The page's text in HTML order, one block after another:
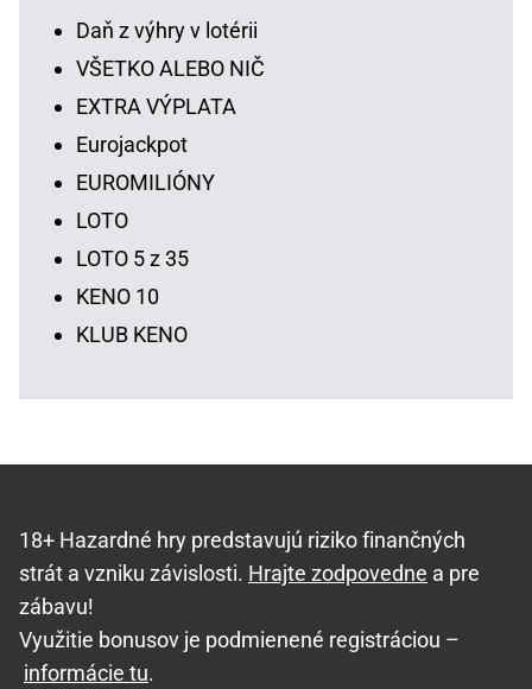
Daň z výhry v lotérii
VŠETKO ALEBO NIČ
EXTRA VÝPLATA
Eurojackpot
EUROMILIÓNY
LOTO
LOTO 5 z 35
KENO 10
KLUB KENO
18+ Hazardné hry predstavujú riziko finančných
strát a vzniku závislosti. Hrajte zodpovedne a pre
zábavu!
Využitie bonusov je podmienené registráciou –
informácie tu.